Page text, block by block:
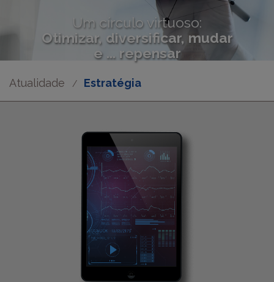
Um círculo virtuoso:
Otimizar, diversificar, mudar
e ... repensar
Atualidade Estratégia